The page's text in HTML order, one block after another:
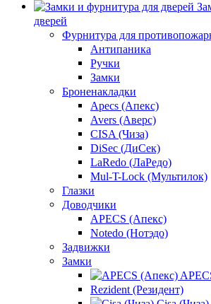
дверей
Фурнитура для
Антипаника
Ручки
Замки
Броненакладки
Apecs (Апекс)
Avers (Аверс)
CISA (Чиза)
DiSec (ДиСек)
LaRedo (ЛаРедо)
Mul-T-Lock (Мультилок)
Глазки
Доводчики
APECS (Апекс)
Notedo (Нотэдо)
Задвижки
Замки
Rezident (Резидент)